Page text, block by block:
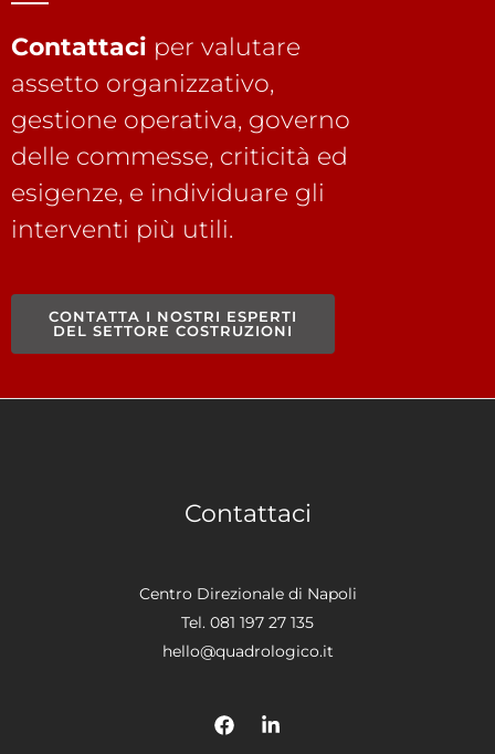
Contattaci per valutare
assetto organizzativo,
gestione operativa, governo
delle commesse, criticità ed
esigenze, e individuare gli
interventi più utili.
CONTATTA I NOSTRI ESPERTI
DEL SETTORE COSTRUZIONI
Contattaci
Centro Direzionale di Napoli
Tel. 081 197 27 135
hello@quadrologico.it